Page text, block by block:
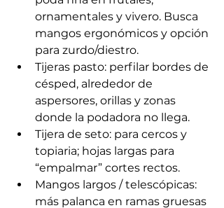
ornamentales y vivero. Busca
mangos ergonómicos y opción
para zurdo/diestro.
Tijeras pasto: perfilar bordes de
césped, alrededor de
aspersores, orillas y zonas
donde la podadora no llega.
Tijera de seto: para cercos y
topiaria; hojas largas para
“empalmar” cortes rectos.
Mangos largos / telescópicas:
más palanca en ramas gruesas